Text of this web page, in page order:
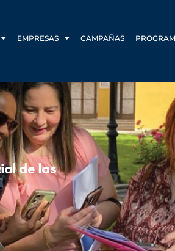
EMPRESAS CAMPAÑAS
de las